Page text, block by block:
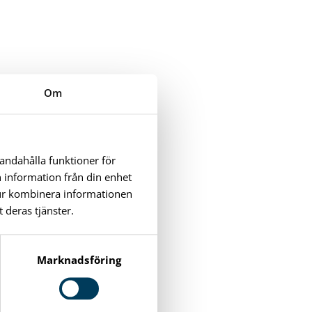
Om
funktioner för
information från din enhet
kombinera informationen
tjänster.
Marknadsföring